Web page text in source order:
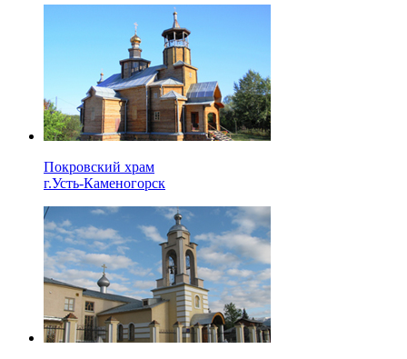
Покровский храм
г.Усть-Каменогорск